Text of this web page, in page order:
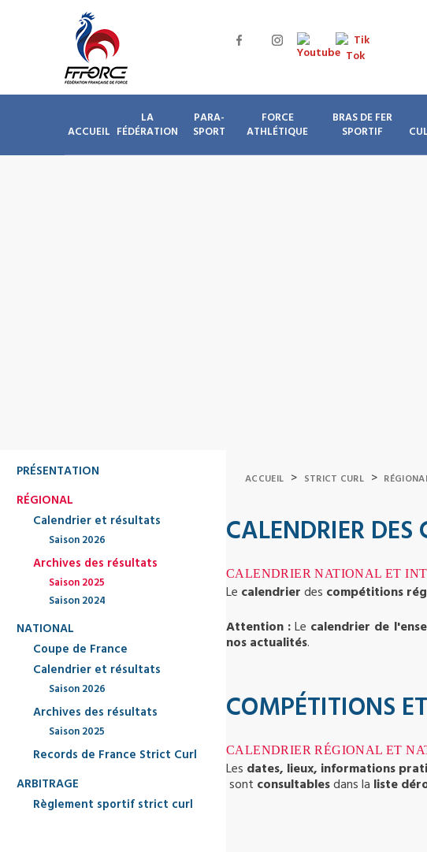
ACCUEIL
LA
FÉDÉRATION
PARA-
SPORT
FORCE
ATHLÉTIQUE
BRAS DE FER
SPORTIF
PRÉSENTATION
RÉGIONAL
Calendrier et résultats
Saison 2026
Archives des résultats
Saison 2025
Saison 2024
NATIONAL
Coupe de France
Calendrier et résultats
Saison 2026
Archives des résultats
Saison 2025
Records de France Strict Curl
ARBITRAGE
Règlement sportif strict curl
ACCUEIL > STRICT CURL>
CALENDRIER
CALENDRIER NATIONAL ET
Le calendrier des compétitions
Attention : Le calendrier de
nos actualités.
COMPÉTITIONS
CALENDRIER RÉGIONAL ET
Les dates, lieux, informations
sont consultablesdans la liste